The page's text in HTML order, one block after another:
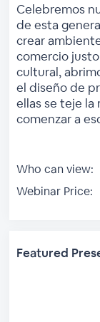
Celebremos
de esta
crear
comercio
cultural,
el diseño de
ellas se teje
comenzar a
Who can view:
Webinar Price:
Featured